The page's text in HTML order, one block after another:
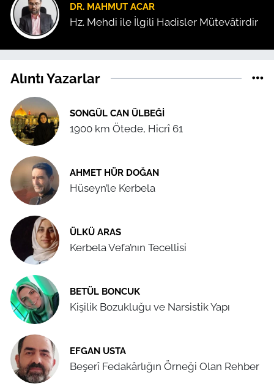
DR. MAHMUT ACAR
Hz. Mehdi ile İlgili Hadisler Mütevâtirdir
Alıntı Yazarlar
SONGÜL CAN ÜLBEĞI
1900 km Ötede, Hicrî 61
AHMET HÜR DOĞAN
Hüseyn’le Kerbela
ÜLKÜ ARAS
Kerbela Vefa’nın Tecellisi
BETÜL BONCUK
Kişilik Bozukluğu ve Narsistik Yapı
EFGAN USTA
Beşerî Fedakârlığın Örneği Olan Rehber